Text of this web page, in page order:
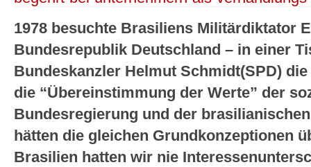
1978 besuchte Brasiliens Militärdiktator
Bundesrepublik Deutschland – in einer
Bundeskanzler Helmut Schmidt(SPD)
die “Übereinstimmung der Werte” der
Bundesregierung und der
hätten die gleichen Grundkonzeptionen
Brasilien hatten wir nie